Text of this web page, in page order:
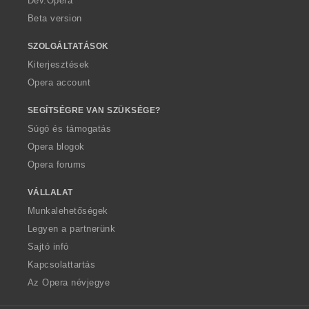
Beta version
SZOLGÁLTATÁSOK
Kiterjesztések
Opera account
SEGÍTSÉGRE VAN SZÜKSÉGE?
Súgó és támogatás
Opera blogok
Opera forums
VÁLLALAT
Munkalehetőségek
Legyen a partnerünk
Sajtó infó
Kapcsolattartás
Az Opera névjegye